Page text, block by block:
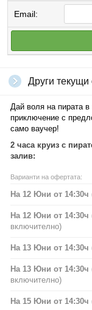
Email:
Други
Дай воля на пирата
приключение с
само ваучер!
2 часа круиз с
залив:
Варианти на офертата:
На 12 Юни от 14:30ч
На 12 Юни от 14:30ч
включително)
На 13 Юни от 14:30ч
На 13 Юни от 14:30ч
включително)
На 15 Юни от 14:30ч